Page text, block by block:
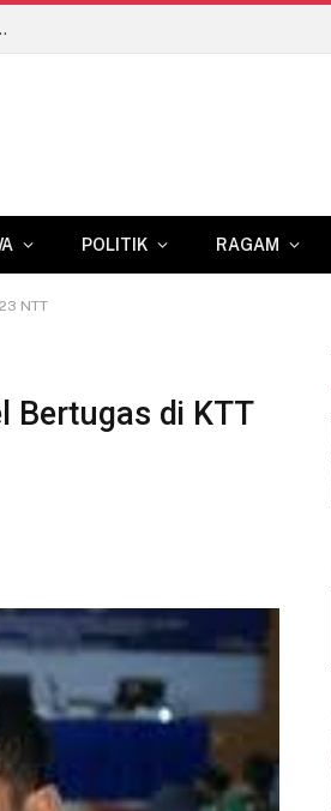
Cetak Anggota Berkompetensi
POLITIK RAGAM
NTT
Bertugas di KTT